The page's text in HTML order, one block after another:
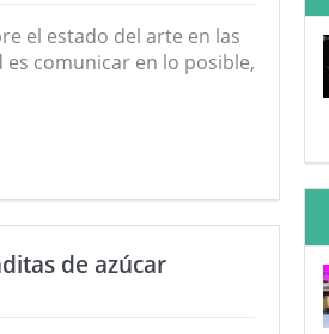
el estado del arte en las
comunicar en lo posible,
de azúcar